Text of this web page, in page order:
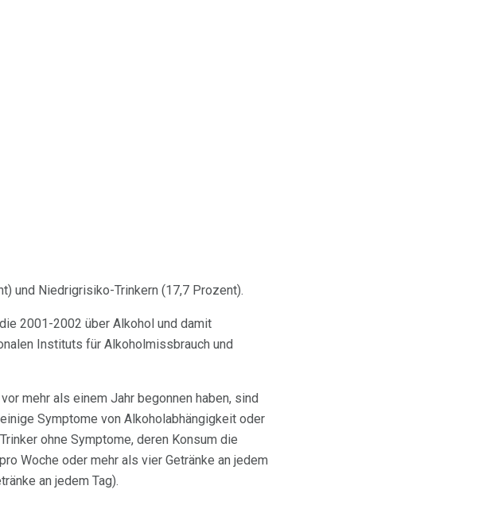
und Niedrigrisiko-Trinkern (17,7 Prozent).
2001-2002 über Alkohol und damit
Instituts für Alkoholmissbrauch und
mehr als einem Jahr begonnen haben, sind
Symptome von Alkoholabhängigkeit oder
ohne Symptome, deren Konsum die
Woche oder mehr als vier Getränke an jedem
an jedem Tag).